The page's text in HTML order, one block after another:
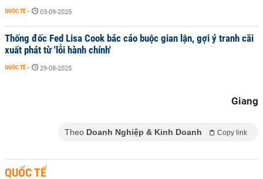
QUỐC TẾ - 03-09-2025
Thống đốc Fed Lisa Cook bác cáo buộc gian lận, gợi ý tranh cãi
xuất phát từ 'lỗi hành chính'
QUỐC TẾ - 29-08-2025
Giang
Theo Doanh Nghiệp & Kinh Doanh Copy link
QUỐC TẾ